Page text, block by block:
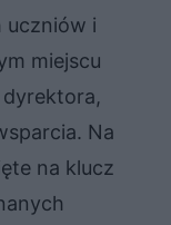
uczniów i
miejscu
Na
na klucz